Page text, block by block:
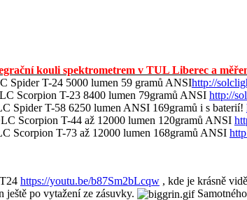
kouli spektrometrem v TUL Liberec a
Spider T-24 5000 lumen 59 gramů ANSIhttp://
Scorpion T-23 8400 lumen 79gramů ANSI http://
Spider T-58 6250 lumen ANSI 169gramů i s baterií!
Scorpion T-44 až 12000 lumen 120gramů ANSI
Scorpion T-73 až 12000 lumen 168gramů ANSI
https://youtu.be/b87Sm2bLcqw , kde je krásně
ještě po vytažení ze zásuvky.